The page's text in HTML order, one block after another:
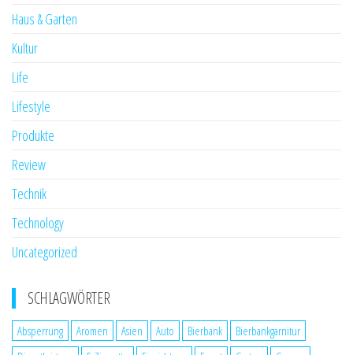
Haus & Garten
Kultur
Life
Lifestyle
Produkte
Review
Technik
Technology
Uncategorized
SCHLAGWÖRTER
Absperrung Aromen Asien Auto Bierbank
Bierbankgarnitur